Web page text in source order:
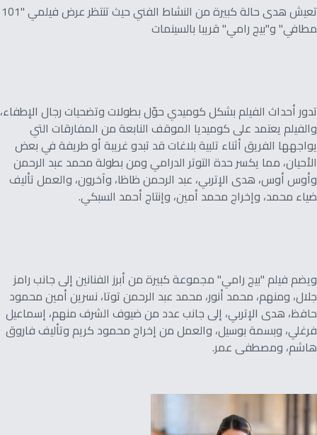
تعيش هدى حالة كبيرة من النشاط الفني حيث تنتظر عرض فيلمي "101
مطافي" و"بيج رامي" قريبا بالسينمات
تدور أحداث الفيلم بشكل كوميدي حوّل بطولات وتضحيات رجال الإطفاء،
والفيلم يعتمد على كوميديا الموقف النابعة من المفارقات التي
يواجهها الفريق أثناء تلبية بلاغات قد تبدو غريبة أو طريفة في بعض
الأحيان، مما يكسر حدة التوتر الدرامي ومن بطولة محمد عبد الرحمن
وأوس أوس، هدى الإتربي، عبد الرحمن ظاظا، وآخرون، والعمل تأليف
ضياء محمد، وإخراج محمد أمين، وإنتاج أحمد السبكي.
ويضم فيلم "بيج رامي" مجموعة كبيرة من أبرز الفنانين إلى جانب رامز
جلال، ومنهم، محمد أنور، محمد عبد الرحمن توتا، نسرين أمين محمود
حافظ، هدى الإتربي، إلى جانب عدد من ضيوف الشرف منهم، إسماعيل
فرغلي، وبسمة بوسيل، والعمل من إخراج محمود كريم وتأليف فاروق
هاشم، ومصطفى عمر.